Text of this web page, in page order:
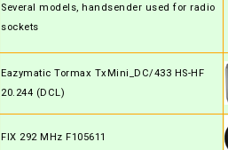
Several models, handsender used for radio
sockets
Eazymatic Tormax TxMini_DC/433 HS-HF
20.244 (DCL)
FIX 292 MHz F105611